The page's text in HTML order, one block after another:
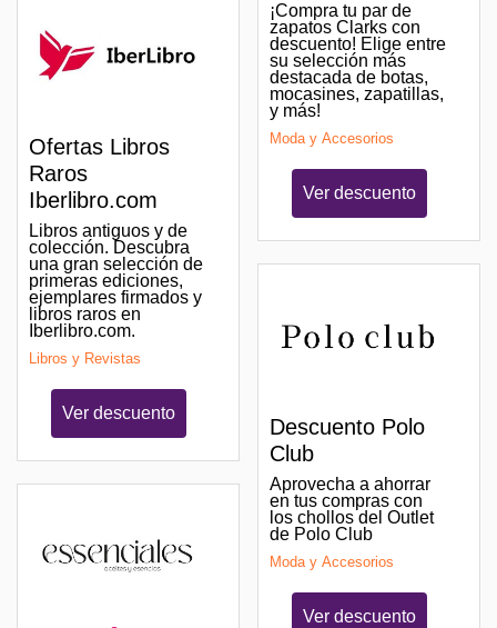
Ofertas Libros
Raros
Iberlibro.com
Libros antiguos y de
colección. Descubra
una gran selección de
primeras ediciones,
ejemplares firmados y
libros raros en
Iberlibro.com.
Libros y Revistas
Ver descuento
¡Compra tu par de
zapatos Clarks con
descuento! Elige entre
su selección más
destacada de botas,
mocasines, zapatillas,
y más!
Moda y Accesorios
Ver descuento
Descuento Polo
Club
Aprovecha a ahorrar
en tus compras con
los chollos del Outlet
de Polo Club
Moda y Accesorios
Ver descuento